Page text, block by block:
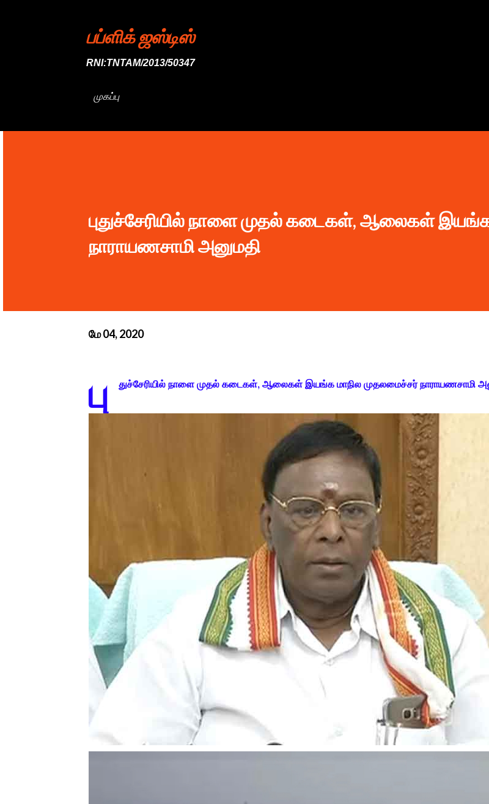
பப்ளிக் ஜஸ்டிஸ்
RNI:TNTAM/2013/50347
முகப்பு
புதுச்சேரியில் நாளை முதல் கடைகள், ஆலைகள்
நாராயணசாமி அனுமதி
மே 04, 2020
பு துச்சேரியில் நாளை முதல் கடைகள், ஆலைகள் இயங்க மாநில முதலமைச்சர் நாராயணசாமி